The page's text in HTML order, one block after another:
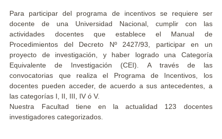
Para participar del programa de incentivos se requiere ser
docente de una Universidad Nacional, cumplir con las
actividades docentes que establece el Manual de
Procedimientos del Decreto Nº 2427/93, participar en un
proyecto de investigación, y haber logrado una Categoría
Equivalente de Investigación (CEI). A través de las
convocatorias que realiza el Programa de Incentivos, los
docentes pueden acceder, de acuerdo a sus antecedentes, a
las categorías I, II, III, IV ó V.
Nuestra Facultad tiene en la actualidad 123 docentes
investigadores categorizados.